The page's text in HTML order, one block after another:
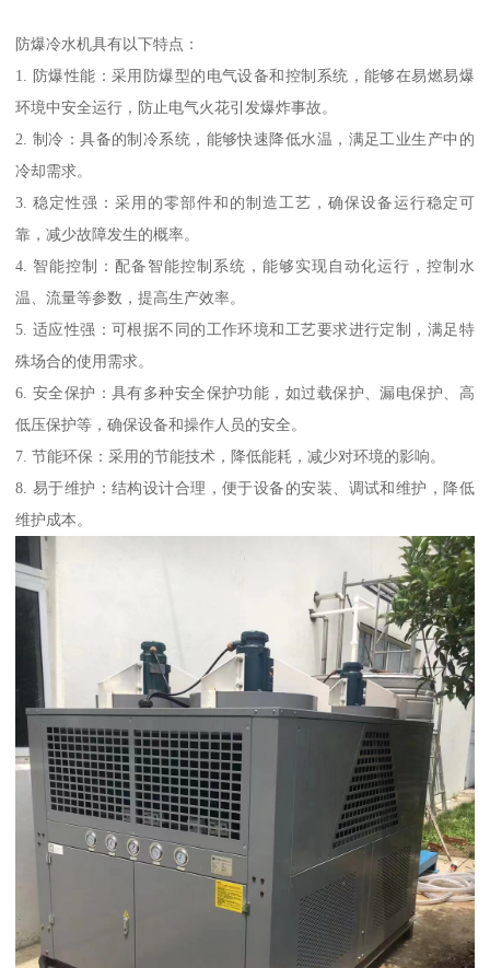
防爆冷水机具有以下特点：
1. 防爆性能：采用防爆型的电气设备和控制系统，能够在易燃易爆
环境中安全运行，防止电气火花引发爆炸事故。
2. 制冷：具备的制冷系统，能够快速降低水温，满足工业生产中的
冷却需求。
3. 稳定性强：采用的零部件和的制造工艺，确保设备运行稳定可
靠，减少故障发生的概率。
4. 智能控制：配备智能控制系统，能够实现自动化运行，控制水
温、流量等参数，提高生产效率。
5. 适应性强：可根据不同的工作环境和工艺要求进行定制，满足特
殊场合的使用需求。
6. 安全保护：具有多种安全保护功能，如过载保护、漏电保护、高
低压保护等，确保设备和操作人员的安全。
7. 节能环保：采用的节能技术，降低能耗，减少对环境的影响。
8. 易于维护：结构设计合理，便于设备的安装、调试和维护，降低
维护成本。